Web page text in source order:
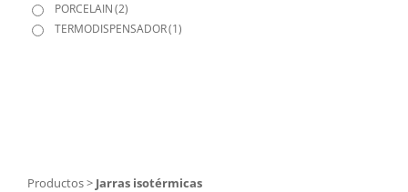
Catering
Productos> Jarras isotérmicas
PORCELAIN(2)
TERMODISPENSADOR(1)